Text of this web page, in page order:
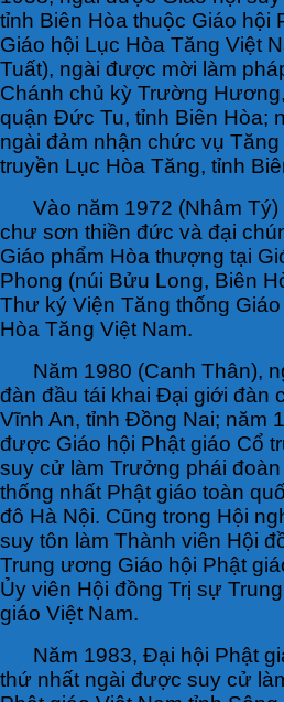
tỉnh Biên Hòa thuộc Giáo hội
Giáo hội Lục Hòa Tăng Việt
Tuất), ngài được mời làm
Chánh chủ kỳ Trường
quận Đức Tu, tỉnh Biên Hòa;
ngài đảm nhận chức vụ
truyền Lục Hòa Tăng, tỉnh
Vào năm 1972 (Nhâm
chư sơn thiền đức và đại
Giáo phẩm Hòa thượng tại
Phong (núi Bửu Long, Biên
Thư ký Viện Tăng thống
Hòa Tăng Việt Nam.
Năm 1980 (Canh Thân),
đàn đầu tái khai Đại giới đàn
Vĩnh An, tỉnh Đồng Nai; năm
được Giáo hội Phật giáo Cổ
suy cử làm Trưởng phái
thống nhất Phật giáo toàn
đô Hà Nội. Cũng trong Hội
suy tôn làm Thành viên Hội
Trung ương Giáo hội Phật
Ủy viên Hội đồng Trị sự
giáo Việt Nam.
Năm 1983, Đại hội Phật
thứ nhất ngài được suy cử